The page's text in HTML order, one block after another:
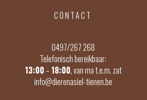
CONTACT
0497/267 268
Telefonisch bereikbaar:
13:00 – 18:00, van ma t.e.m. zat
info@dierenasiel-tienen.be